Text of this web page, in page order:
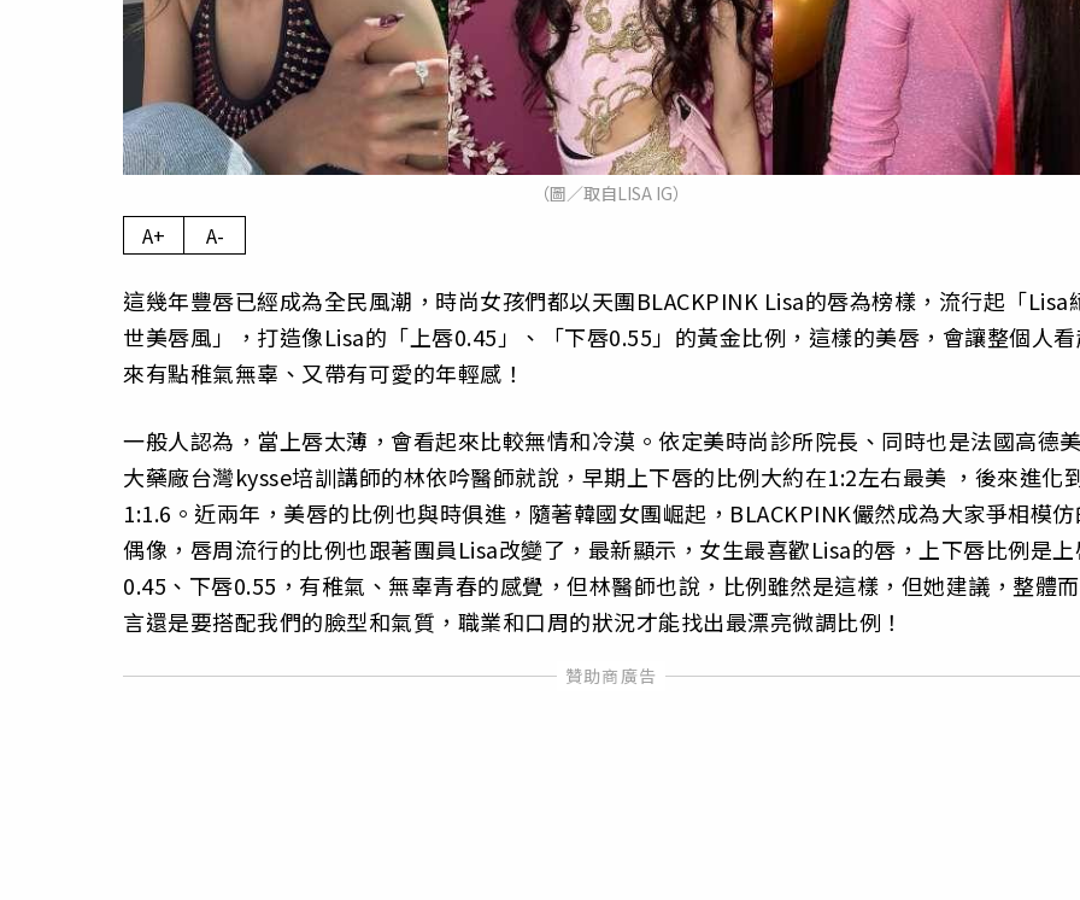
（圖／取自LISA IG）
A+ A-
這幾年豐唇已經成為全民風潮，時尚女孩們都以天團BLACKPINK Lisa的唇為榜樣，流行起「Lisa
世美唇風」，打造像Lisa的「上唇0.45」、「下唇0.55」的黃金比例，這樣的美唇，會讓整個人
來有點稚氣無辜、又帶有可愛的年輕感！
一般人認為，當上唇太薄，會看起來比較無情和冷漠。依定美時尚診所院長、同時也是法國高德
大藥廠台灣kysse培訓講師的林依吟醫師就說，早期上下唇的比例大約在1:2左右最美 ，後來進化
1:1.6。近兩年，美唇的比例也與時俱進，隨著韓國女團崛起，BLACKPINK儼然成為大家爭相模
偶像，唇周流行的比例也跟著團員Lisa改變了，最新顯示，女生最喜歡Lisa的唇，上下唇比例是
0.45、下唇0.55，有稚氣、無辜青春的感覺，但林醫師也說，比例雖然是這樣，但她建議，整體而
言還是要搭配我們的臉型和氣質，職業和口周的狀況才能找出最漂亮微調比例！